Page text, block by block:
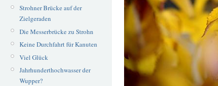
Strohner Brücke auf der
Zielgeraden
Die Messerbrücke zu Strohn
Keine Durchfahrt für Kanuten
Viel Glück
Jahrhunderthochwasser der
Wupper?